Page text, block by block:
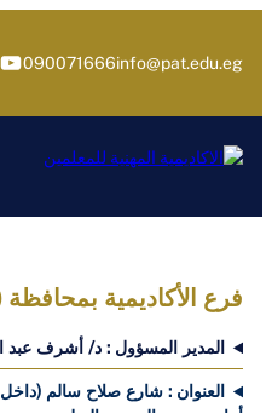
المحتوى
info@pat.edu.eg
090071666
فرع الأكاديمية بمحافظة
المدير المسؤول : د/ أشرف عبد
العنوان : شارع صلاح سالم (داخل